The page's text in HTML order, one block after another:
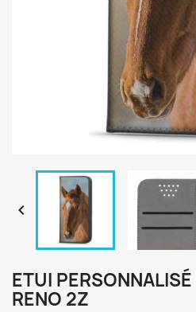

ETUI
RENO 2Z